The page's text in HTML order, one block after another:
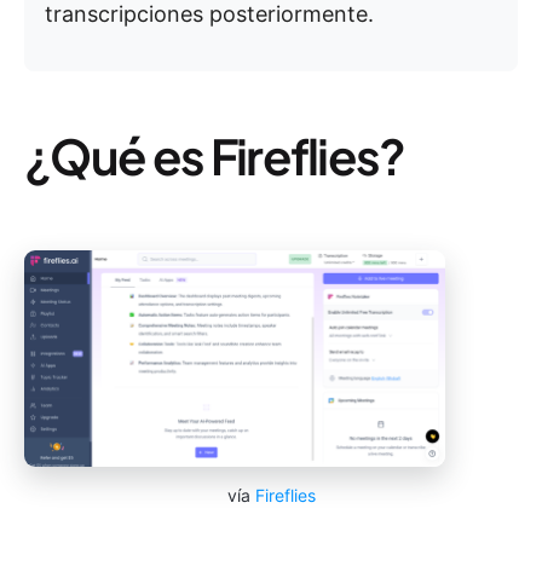
transcripciones posteriormente.
¿Qué es Fireflies?
vía Fireflies